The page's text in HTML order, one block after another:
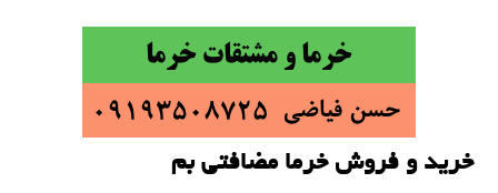
خرید و فروش خرما مضافتی بم